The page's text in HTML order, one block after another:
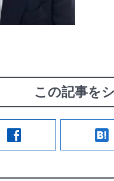
この記事を
facebook hatenabookmark